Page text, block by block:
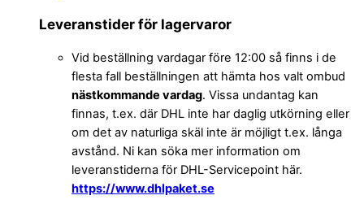
Leveranstider för lagervaror
Vid beställning vardagar före 12:00 så finns i de
flesta fall beställningen att hämta hos valt ombud
nästkommande vardag. Vissa undantag kan
finnas, t.ex. där DHL inte har daglig utkörning eller
om det av naturliga skäl inte är möjligt t.ex. långa
avstånd. Ni kan söka mer information om
leveranstiderna för DHL-Servicepoint här.
https://www.dhlpaket.se